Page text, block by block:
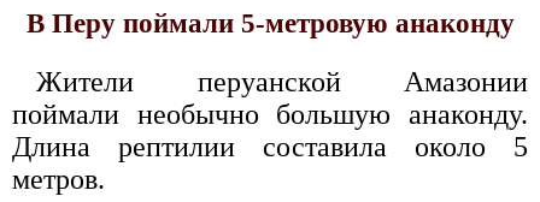
В Перу поймали 5-метровую анаконду
Жители перуанской Амазонии
поймали необычно большую анаконду.
Длина рептилии составила около 5
метров.